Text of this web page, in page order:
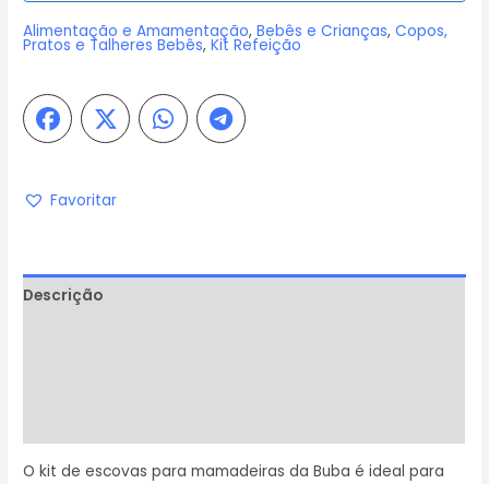
Alimentação e Amamentação,Bebês e Crianças,Copos,
Pratos e Talheres Bebês,Kit Refeição
Favoritar
Descrição
O kit de escovas para mamadeiras da Buba é ideal para